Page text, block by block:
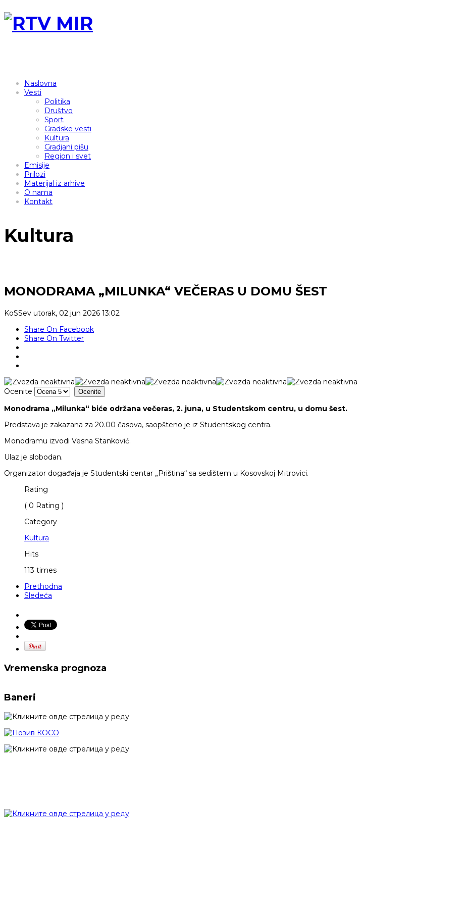
Naslovna
Vesti
Politika
Društvo
Sport
Gradske vesti
Kultura
Gradjani pišu
Region i svet
Emisije
Prilozi
Materijal iz arhive
O nama
Kontakt
Kultura
MONODRAMA „MILUNKA“ VEČERAS U DOMU ŠEST
KoSSev utorak, 02 jun 2026 13:02
Share On Facebook
Share On Twitter
Ocenite
Monodrama „Milunka“ biće održana večeras, 2. juna, u Studentskom centru, u domu šest.
Predstava je zakazana za 20.00 časova, saopšteno je iz Studentskog centra.
Monodramu izvodi Vesna Stanković.
Ulaz je slobodan.
Organizator događaja je Studentski centar „Priština“ sa sedištem u Kosovskoj Mitrovici.
Rating
( 0 Rating )
Category
Kultura
Hits
113 times
Prethodna
Sledeća
Vremenska prognoza
Baneri